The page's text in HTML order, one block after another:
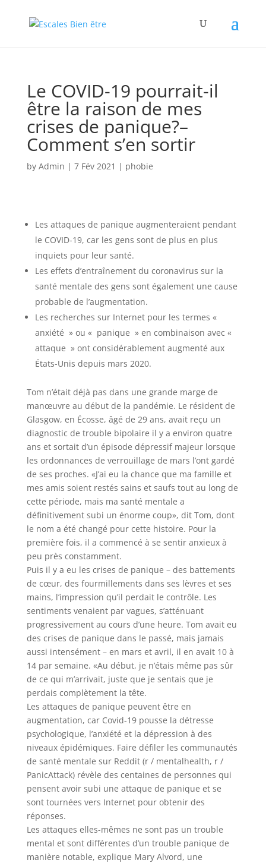
Le COVID-19 pourrait-il
être la raison de mes
crises de panique?–
Comment s’en sortir
by Admin | 7 Fév 2021 | phobie
Les attaques de panique augmenteraient pendant
le COVID-19, car les gens sont de plus en plus
inquiets pour leur santé.
Les effets d’entraînement du coronavirus sur la
santé mentale des gens sont également une cause
probable de l’augmentation.
Les recherches sur Internet pour les termes «
anxiété » ou « panique » en combinaison avec «
attaque » ont considérablement augmenté aux
États-Unis depuis mars 2020.
Tom n’était déjà pas dans une grande marge de
manœuvre au début de la pandémie. Le résident de
Glasgow, en Écosse, âgé de 29 ans, avait reçu un
diagnostic de trouble bipolaire il y a environ quatre
ans et sortait d’un épisode dépressif majeur lorsque
les ordonnances de verrouillage de mars l’ont gardé
de ses proches. «J’ai eu la chance que ma famille et
mes amis soient restés sains et saufs tout au long de
cette période, mais ma santé mentale a
définitivement subi un énorme coup», dit Tom, dont
le nom a été changé pour cette histoire. Pour la
première fois, il a commencé à se sentir anxieux à
peu près constamment.
Puis il y a eu les crises de panique – des battements
de cœur, des fourmillements dans ses lèvres et ses
mains, l’impression qu’il perdait le contrôle. Les
sentiments venaient par vagues, s’atténuant
progressivement au cours d’une heure. Tom avait eu
des crises de panique dans le passé, mais jamais
aussi intensément – en mars et avril, il en avait 10 à
14 par semaine. «Au début, je n’étais même pas sûr
de ce qui m’arrivait, juste que je sentais que je
perdais complètement la tête.
Les attaques de panique peuvent être en
augmentation, car Covid-19 pousse la détresse
psychologique, l’anxiété et la dépression à des
niveaux épidémiques. Faire défiler les communautés
de santé mentale sur Reddit (r / mentalhealth, r /
PanicAttack) révèle des centaines de personnes qui
pensent avoir subi une attaque de panique et se
sont tournées vers Internet pour obtenir des
réponses.
Les attaques elles-mêmes ne sont pas un trouble
mental et sont différentes d’un trouble panique de
manière notable, explique Mary Alvord, une